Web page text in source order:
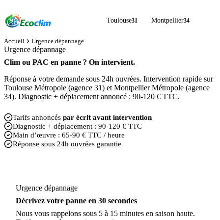
Toulouse31 Montpellier34
Accueil Urgence dépannage
Urgence dépannage
Clim ou PAC en panne ? On intervient.
Réponse à votre demande sous 24h ouvrées. Intervention rapide sur
Toulouse Métropole (agence 31) et Montpellier Métropole (agence
34). Diagnostic + déplacement annoncé : 90-120 € TTC.
Tarifs annoncés par écrit avant intervention
Diagnostic + déplacement : 90-120 € TTC
Main d’œuvre : 65-90 € TTC / heure
Réponse sous 24h ouvrées garantie
Urgence dépannage
Décrivez votre panne en 30 secondes
Nous vous rappelons sous 5 à 15 minutes en saison haute.